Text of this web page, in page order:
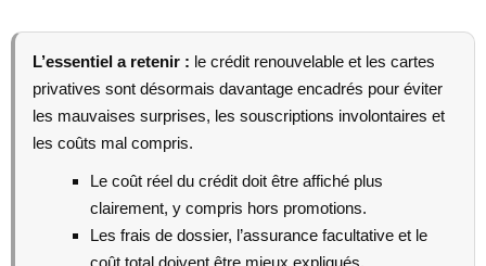
L’essentiel a retenir : le crédit renouvelable et les cartes
privatives sont désormais davantage encadrés pour éviter
les mauvaises surprises, les souscriptions involontaires et
les coûts mal compris.
Le coût réel du crédit doit être affiché plus
clairement, y compris hors promotions.
Les frais de dossier, l’assurance facultative et le
coût total doivent être mieux expliqués.